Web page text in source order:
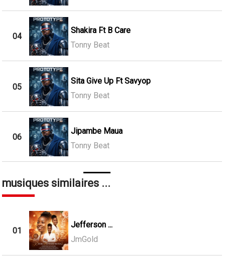
04
Shakira Ft B Care
Tonny Beat
05
Sita Give Up Ft Savyop
Tonny Beat
06
Jipambe Maua
Tonny Beat
musiques similaires ...
01
Jefferson ...
JmGold